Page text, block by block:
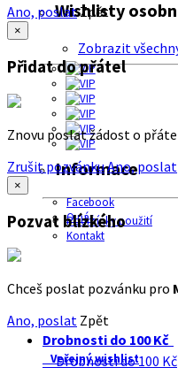
Wishlisty
Zobrazit
Informace
Facebook
O nás
Podmínky použití
Kontakt
Ano, poslatZpět
×
Přidat do přátel
Znovu poslat žádost o
Zrušit pozvánkuAno, poslat
×
Pozvat blízkého
Chceš poslat pozvánku pro
Ano, poslat Zpět
Drobnosti do 100 Kč
Veřejný wishlist
Drobnosti do 100 Kč